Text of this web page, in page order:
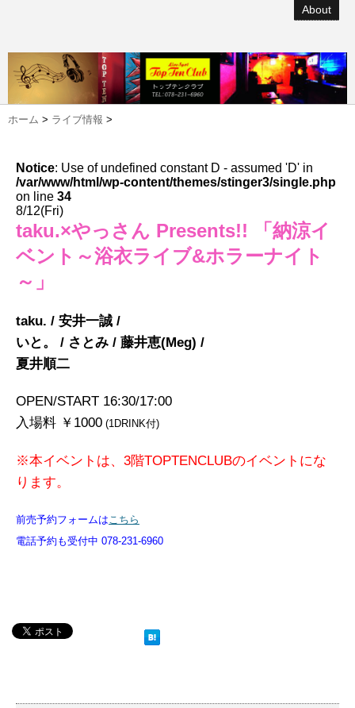
About
ホーム > ライブ情報 >
Notice: Use of undefined constant D - assumed 'D' in
/var/www/html/wp-content/themes/stinger3/single.php
on line 34
8/12(Fri)
taku.×やっさん Presents!! 「納涼イ
ベント～浴衣ライブ&ホラーナイト
～」
taku. / 安井一誠 /
いと。 / さとみ / 藤井恵(Meg) /
夏井順二
OPEN/START 16:30/17:00
入場料 ￥1000 (1DRINK付)
※本イベントは、3階TOPTENCLUBのイベントにな
ります。
前売予約フォームはこちら
電話予約も受付中 078-231-6960